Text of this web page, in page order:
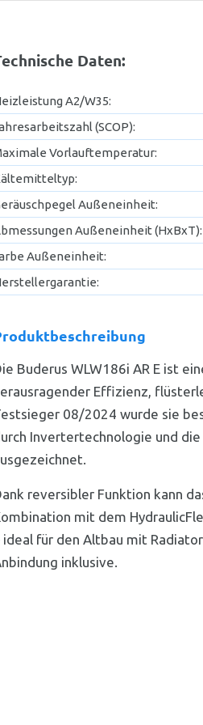
Daten:
A2/W35:
(SCOP):
Vorlauftemperatur:
Außeneinheit:
Außeneinheit (HxBxT):
Außeneinheit:
Buderus WLW186i AR E ist
Effizienz,
08/2024 wurde sie
Invertertechnologie und
reversibler Funktion kann
mit dem
ideal für den Altbau mit
inklusive.